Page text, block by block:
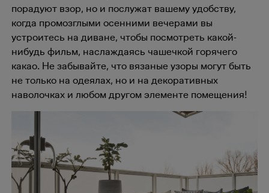
порадуют взор, но и послужат вашему удобству,
когда промозглыми осенними вечерами вы
устроитесь на диване, чтобы посмотреть какой-
нибудь фильм, наслаждаясь чашечкой горячего
какао. Не забывайте, что вязаные узоры могут быть
не только на одеялах, но и на декоративных
наволочках и любом другом элементе помещения!